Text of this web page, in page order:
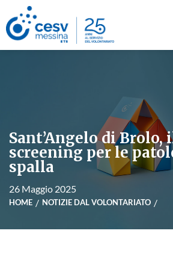
Sant’Angelo di Brolo,
screening per le
spalla
26 Maggio 2025
HOME NOTIZIE DAL VOLONTARIATO